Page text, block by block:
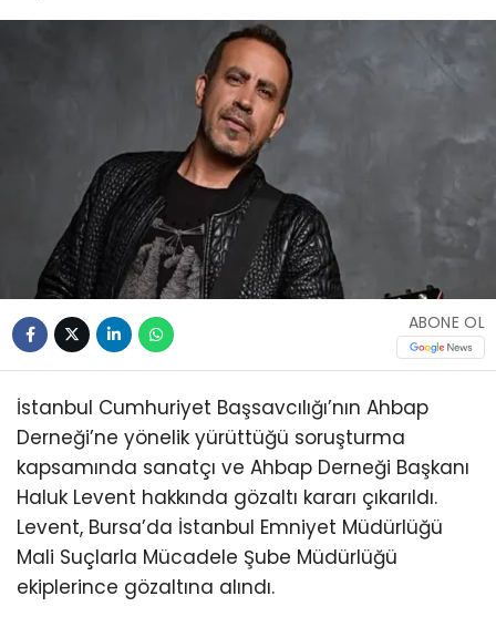
ABONE OL
İstanbul Cumhuriyet Başsavcılığı’nın Ahbap
Derneği’ne yönelik yürüttüğü soruşturma
kapsamında sanatçı ve Ahbap Derneği Başkanı
Haluk Levent hakkında gözaltı kararı çıkarıldı.
Levent, Bursa’da İstanbul Emniyet Müdürlüğü
Mali Suçlarla Mücadele Şube Müdürlüğü
ekiplerince gözaltına alındı.